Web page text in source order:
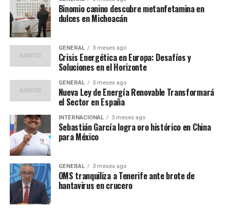
influenciadas por cambios políticos y económicos en
ambos países. Sin embargo, la administración de Trump
ha mostrado un interés renovado en fortalecer estos
lazos, lo que podría traducirse en oportunidades
económicas para ambos países.
Opiniones de Expertos
Economistas y analistas han reaccionado con cautela al
anuncio. Según el economista Juan Pérez, “la llegada de
capital extranjero puede ser un catalizador para el
crecimiento económico, pero debe manejarse con
cuidado para evitar dependencia excesiva”. Pérez
también señaló que es crucial que estas inversiones se
dirijan a sectores que promuevan el desarrollo
sostenible y la creación de empleo.
Binomio canino descubre metanfetamina en
dulces en Michoacán
GENERAL 3 meses ago
Crisis Energética en Europa: Desafíos y
Soluciones en el Horizonte
GENERAL 3 meses ago
Nueva Ley de Energía Renovable Transformará
el Sector en España
INTERNACIONAL 3 meses ago
Sebastián García logra oro histórico en China
para México
GENERAL 3 meses ago
OMS tranquiliza a Tenerife ante brote de
hantavirus en crucero